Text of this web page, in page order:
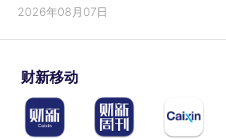
2026年08月07日
财新移动